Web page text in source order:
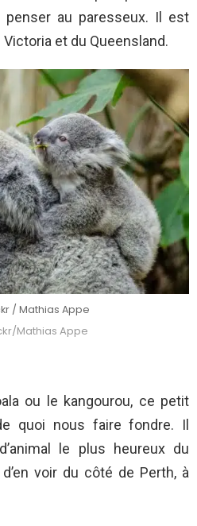
au paresseux. Il est
et du Queensland.
/ Mathias Appe
Mathias Appe
ou le kangourou, ce petit
quoi nous faire fondre. Il
le plus heureux du
voir du côté de Perth, à